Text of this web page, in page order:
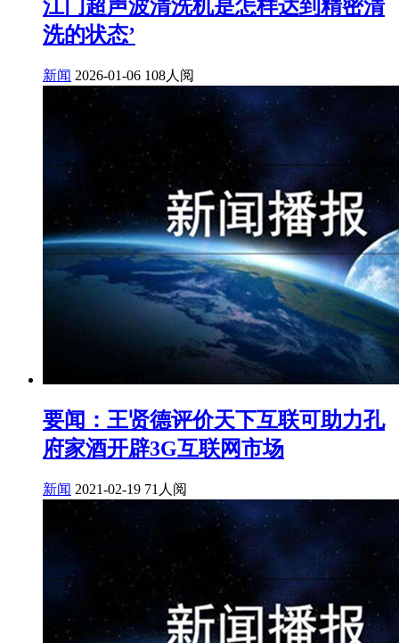
江门超声波清洗机是怎样达到精密清
洗的状态’
新闻 2026-01-06 108人阅
要闻：王贤德评价天下互联可助力孔
府家酒开辟3G互联网市场
新闻 2021-02-19 71人阅